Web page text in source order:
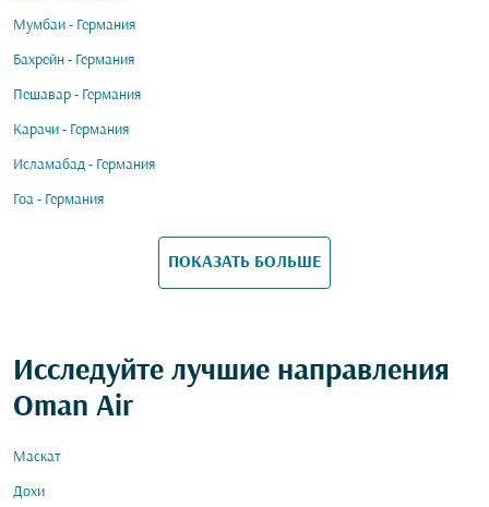
Мумбаи - Германия
Бахрейн - Германия
Пешавар - Германия
Карачи - Германия
Исламабад - Германия
Гоа - Германия
ПОКАЗАТЬ БОЛЬШЕ
Исследуйте лучшие направления
Oman Air
Маскат
Дохи